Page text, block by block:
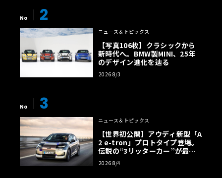
No 2
ニュース＆トピックス
【写真106枚】クラシックから
新時代へ。BMW製MINI、25年
のデザイン進化を辿る
2026 8/3
No 3
ニュース＆トピックス
【世界初公開】アウディ新型「A
2 e-tron」プロトタイプ登場。
伝説の“3リッターカー”が最高
効率エントリーBEVとして復活
【画像38枚】
2026 8/4